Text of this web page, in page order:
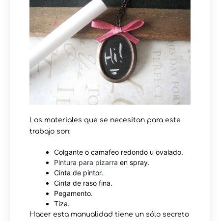
Los materiales que se necesitan para este
trabajo son:
Colgante o camafeo redondo u ovalado.
Pintura para pizarra en spray.
Cinta de pintor.
Cinta de raso fina.
Pegamento.
Tiza.
Hacer esta manualidad tiene un sólo secreto